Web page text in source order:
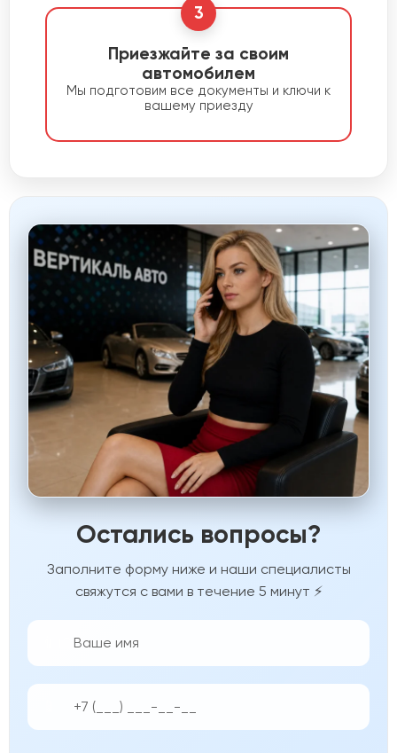
3
Приезжайте за своим
автомобилем
Мы подготовим все документы и ключи к
вашему приезду
Остались вопросы?
Заполните форму ниже и наши специалисты
свяжутся с вами в течение 5 минут ⚡